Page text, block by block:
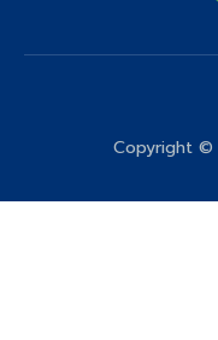
Copyright ©